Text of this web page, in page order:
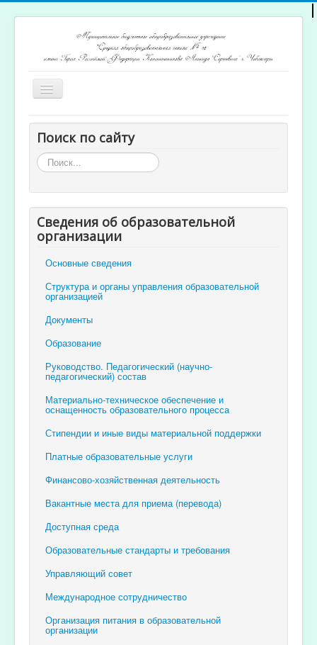
Включить/
выключить
Главная
Открытость и доступность образования
Ученикам и родителям
Учителям
Электронный журнал
Поиск по сайту
Искать...
Сведения об образовательной
организации
Основные сведения
Структура и органы управления образовательной
организацией
Документы
Образование
Руководство. Педагогический (научно-
педагогический) состав
Материально-техническое обеспечение и
оснащенность образовательного процесса
Стипендии и иные виды материальной поддержки
Платные образовательные услуги
Финансово-хозяйственная деятельность
Вакантные места для приема (перевода)
Доступная среда
Образовательные стандарты и требования
Управляющий совет
Международное сотрудничество
Организация питания в образовательной
организации